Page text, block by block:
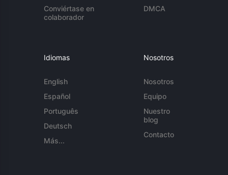
Conviértase en
colaborador
DMCA
Idiomas
English
Español
Português
Deutsch
Más...
Nosotros
Nosotros
Equipo
Nuestro
blog
Contacto